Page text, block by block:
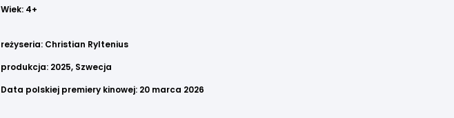
Wiek: 4+
reżyseria: Christian Ryltenius
produkcja: 2025, Szwecja
Data polskiej premiery kinowej: 20 marca 2026